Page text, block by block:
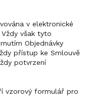
v elektronické
však tyto
Objednávky
přístup ke Smlouvě
potvrzení
vzorový formulář pro